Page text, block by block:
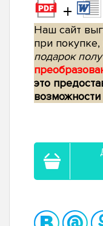
+
Наш сайт
при покупке,
подарок
это